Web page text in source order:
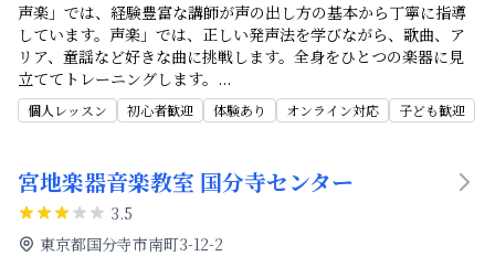
声楽」では、経験豊富な講師が声の出し方の基本から丁寧に指導
しています。声楽」では、正しい発声法を学びながら、歌曲、ア
リア、童謡など好きな曲に挑戦します。全身をひとつの楽器に見
立ててトレーニングします。 ...
個人レッスン 初心者歓迎 体験あり オンライン対応 子ども歓迎
宮地楽器音楽教室 国分寺センター
3.5
東京都国分寺市南町3-12-2